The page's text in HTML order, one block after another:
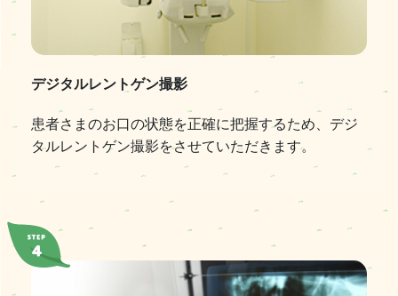
デジタルレントゲン撮影
患者さまのお口の状態を正確に把握するため、デジ
タルレントゲン撮影をさせていただきます。